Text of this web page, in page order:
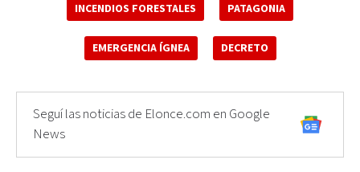
INCENDIOS FORESTALES PATAGONIA
EMERGENCIA ÍGNEA DECRETO
Seguí las noticias de Elonce.com en Google
News